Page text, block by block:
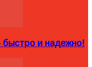
быстро и надежно!